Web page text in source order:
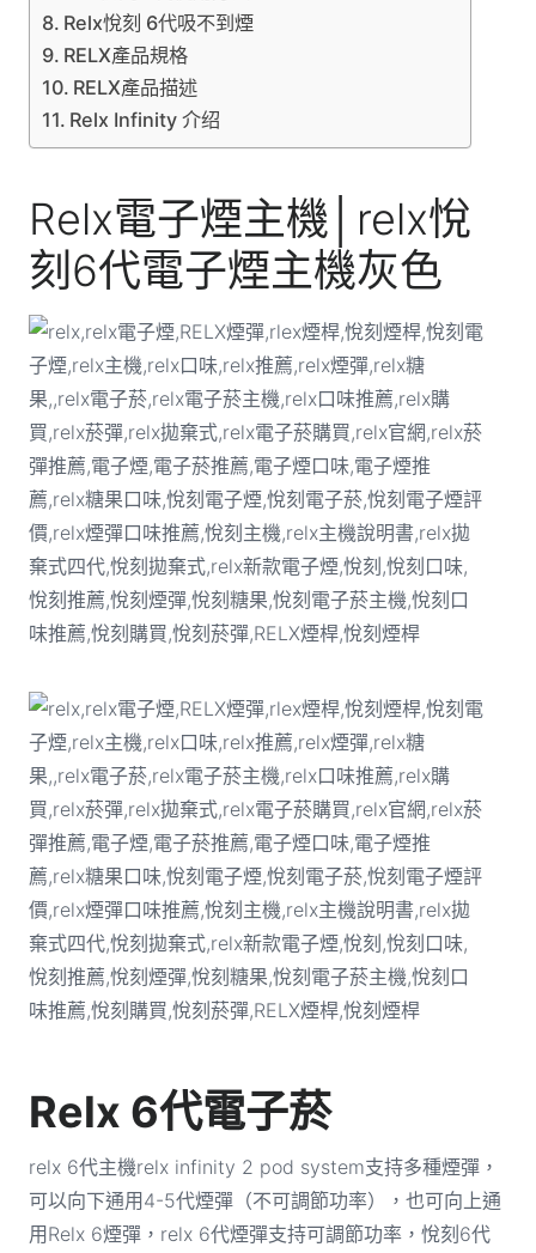
Relx悅刻 6代吸不到煙
RELX產品規格
RELX產品描述
Relx Infinity 介绍
Relx電子煙主機│relx悅
刻6代電子煙主機灰色
Relx 6代電子菸
relx 6代主機relx infinity 2 pod system支持多種煙彈，
可以向下通用4-5代煙彈（不可調節功率），也可向上通
用Relx 6煙彈，relx 6代煙彈支持可調節功率，悅刻6代